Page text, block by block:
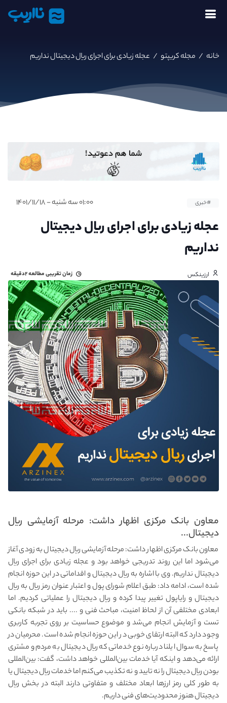
نااریب
خانه / مجله کریپتو / عجله زیادی برای اجرای ریال دیجیتال نداریم
#خبری ۰۱:۰۰ سه شنبه - ۱۴۰۱/۱۱/۱۸
عجله زیادی برای اجرای ریال دیجیتال
نداریم
ارزینکس زمان تقریبی مطالعه۲دقیقه
معاون بانک مرکزی اظهار داشت: مرحله آزمایشی ریال
دیجیتال...
معاون بانک مرکزی اظهار داشت: مرحله آزمایشی ریال دیجیتال به زودی آغاز
می‌شود اما این روند تدریجی خواهد بود و عجله زیادی برای اجرای ریال
دیجیتال نداریم. وی با اشاره به ریال دیجیتال و اقداماتی در این حوزه انجام
شده‌ است، ادامه داد: طبق اعلام شورای پول و اعتبار عنوان رمز ریال به ریال
دیجیتال و رایاپول تغییر پیدا کرده و ریال دیجیتال را عملیاتی کردیم. اما
ابعادی مختلفی آن از لحاظ امنیت، مباحث فنی و .... باید در شبکه بانکی
تست و آزمایش انجام می‌شد و موضوع حساسیت بر روی تجربه کاربری
وجود دارد که البته ارتقای خوبی در این حوزه انجام شده است. محرمیان در
پاسخ به سوال ایلنا درباره نوع خدماتی که ریال دیجیتال به مردم و مشتری
ارائه می‌دهد و اینکه آیا خدمات بین‌المللی خواهد داشت، گفت: بین‌المللی
بودن ریال دیجیتال را نه تایید و نه تکذیب می‌کنم اما خدمات ریال دیجیتال یا
به طور کلی رمز ارزها ابعاد مختلف و متفاوتی دارند البته در بخش ریال
دیجیتال هنوز محدودیت‌های فنی داریم.